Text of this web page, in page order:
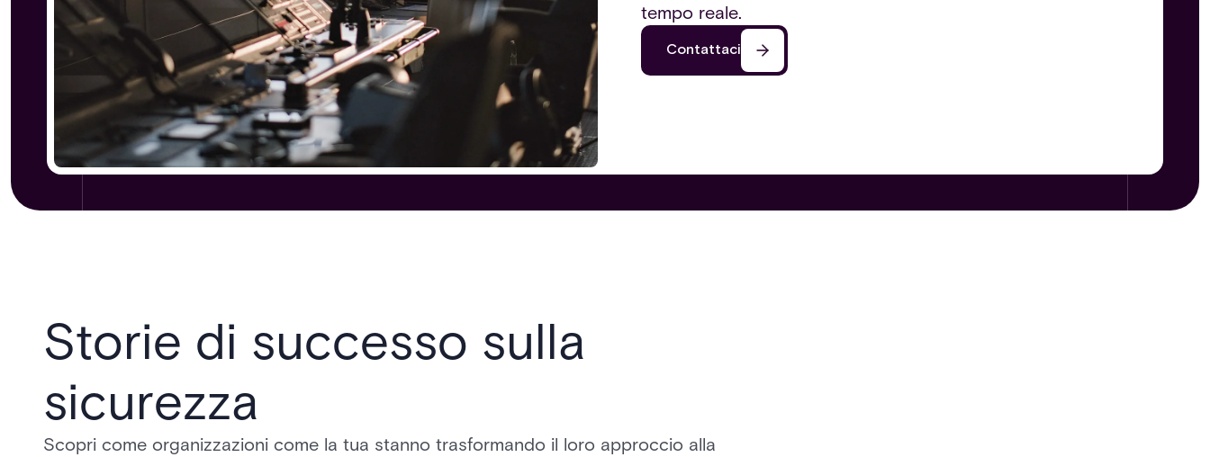
tempo reale.
Contattaci
Storie di successo sulla
sicurezza
Scopri come organizzazioni come la tua stanno trasformando il loro approccio alla